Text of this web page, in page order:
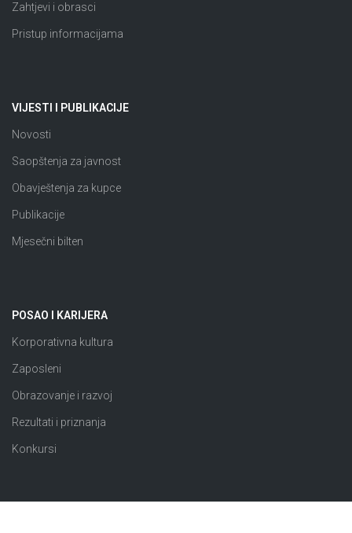
Zahtjevi i obrasci
Pristup informacijama
VIJESTI I PUBLIKACIJE
Novosti
Saopštenja za javnost
Obavještenja za kupce
Publikacije
Mjesečni bilten
POSAO I KARIJERA
Korporativna kultura
Zaposleni
Obrazovanje i razvoj
Rezultati i priznanja
Konkursi